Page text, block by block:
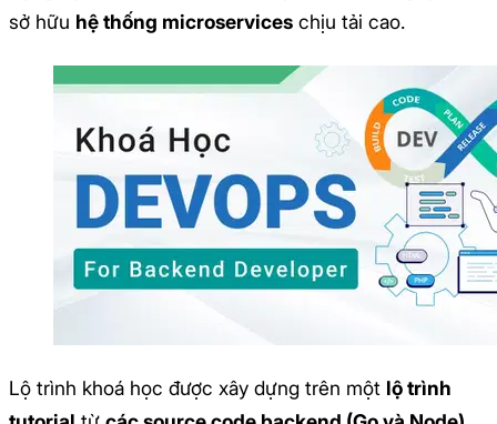
sở hữu hệ thống microservices chịu tải cao.
Lộ trình khoá học được xây dựng trên một lộ trình